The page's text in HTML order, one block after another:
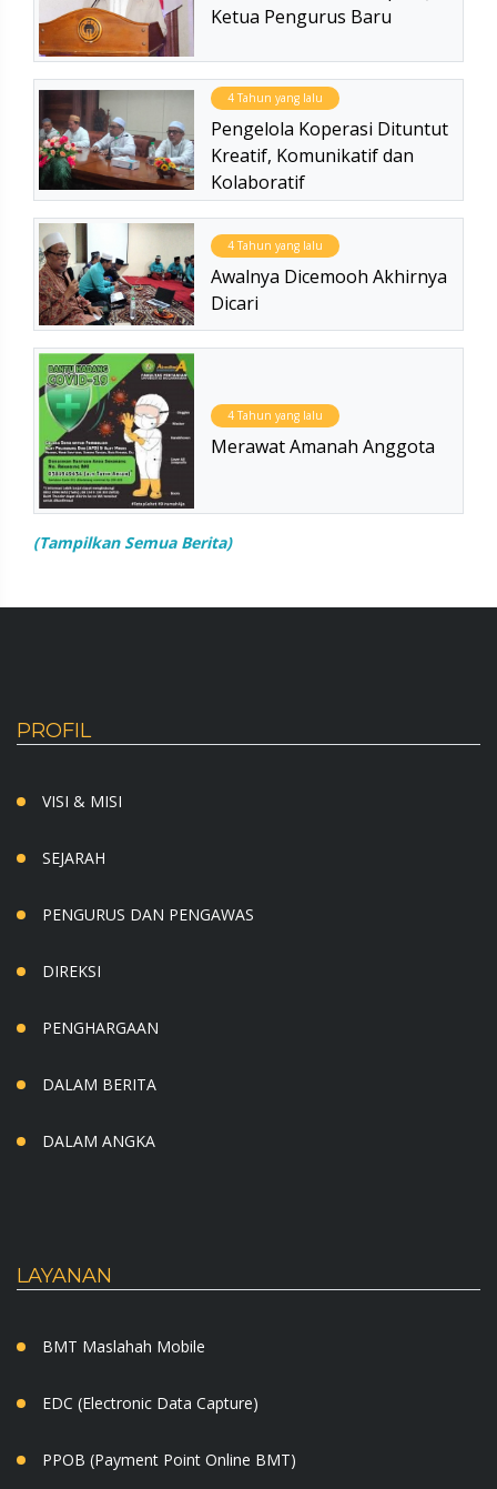
Ketua Pengurus Baru
4 Tahun yang lalu
Pengelola Koperasi Dituntut
Kreatif, Komunikatif dan
Kolaboratif
4 Tahun yang lalu
Awalnya Dicemooh Akhirnya
Dicari
4 Tahun yang lalu
Merawat Amanah Anggota
(Tampilkan Semua Berita)
PROFIL
VISI & MISI
SEJARAH
PENGURUS DAN PENGAWAS
DIREKSI
PENGHARGAAN
DALAM BERITA
DALAM ANGKA
LAYANAN
BMT Maslahah Mobile
EDC (Electronic Data Capture)
PPOB (Payment Point Online BMT)